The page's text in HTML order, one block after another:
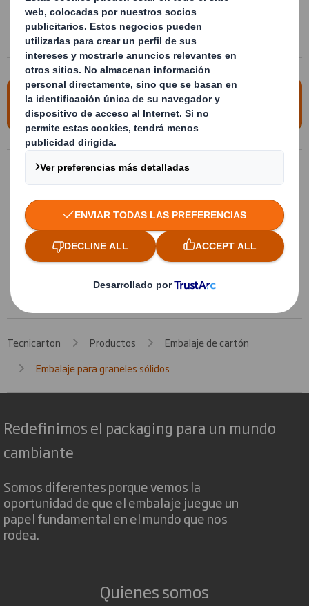
Mover 1.000 Kg. en un solo movimiento
Ahorro de costes totales
Para más información, contacte con
nosotros!
Contenedor de cartón para líquidos
Embalaje realizado 100% en cartón
ondulado para transporte y
almacenamiento de 1.000 litros a granel.
Testado bajo norma ISTA 3H.
Tecnicarton Productos
Embalaje de cartón
Embalaje para graneles sólidos
Redefinimos el packaging para un mundo
cambiante
Somos diferentes porque vemos la
oportunidad de que el embalaje juegue un
papel fundamental en el mundo que nos
rodea.
Quienes somos